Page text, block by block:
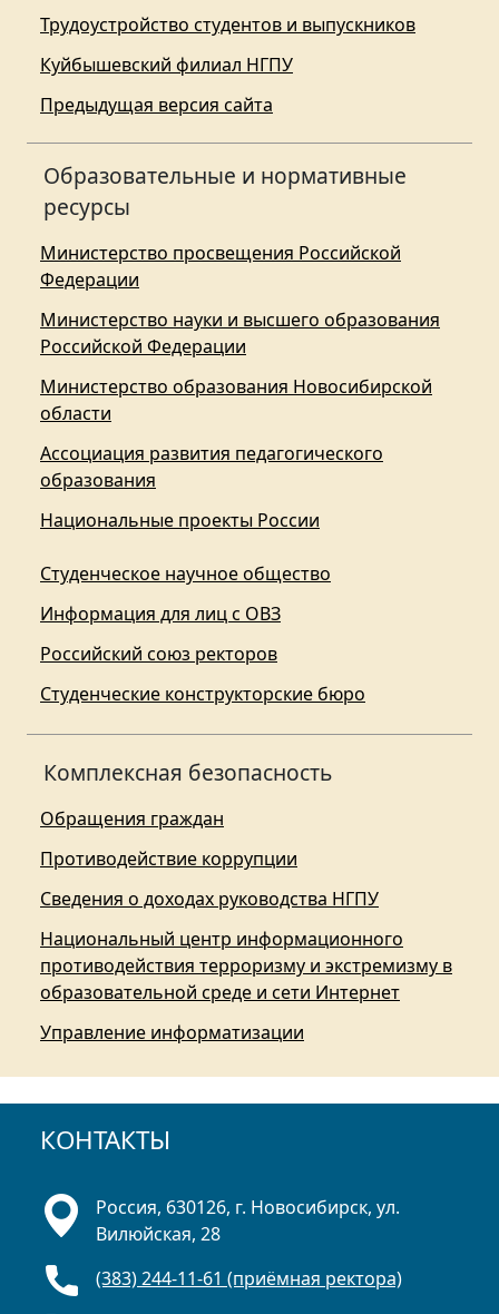
Трудоустройство студентов и выпускников
Куйбышевский филиал НГПУ
Предыдущая версия сайта
Образовательные и нормативные
ресурсы
Министерство просвещения Российской
Федерации
Министерство науки и высшего образования
Российской Федерации
Министерство образования Новосибирской
области
Ассоциация развития педагогического
образования
Национальные проекты России
Студенческое научное общество
Информация для лиц с ОВЗ
Российский союз ректоров
Студенческие конструкторские бюро
Комплексная безопасность
Обращения граждан
Противодействие коррупции
Сведения о доходах руководства НГПУ
Национальный центр информационного
противодействия терроризму и экстремизму в
образовательной среде и сети Интернет
Управление информатизации
КОНТАКТЫ
Россия, 630126, г. Новосибирск, ул.
Вилюйская, 28
(383) 244-11-61 (приёмная ректора)